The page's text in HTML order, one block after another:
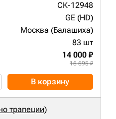
СК-12948
GE (HD)
Москва (Балашиха)
83 шт
14 000 ₽
16 695 ₽
В корзину
трапеции)